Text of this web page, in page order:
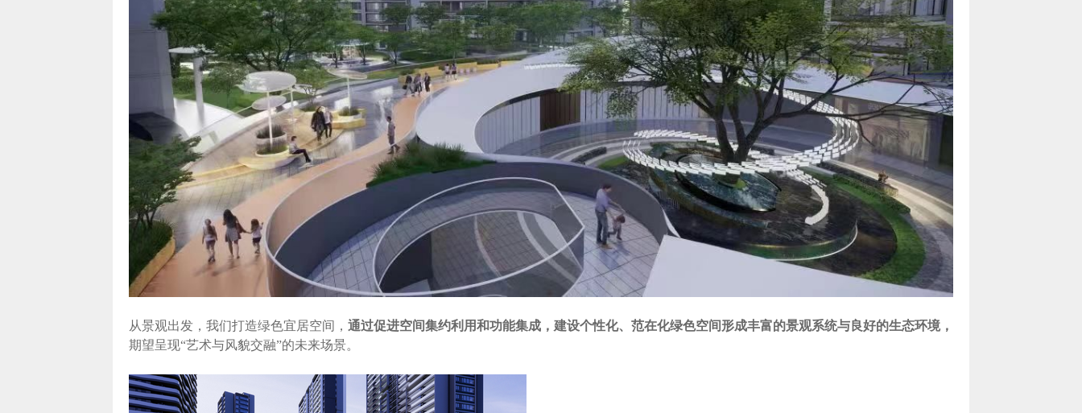
从景观出发，我们打造绿色宜居空间， 通过促进空间集约利用和功能集成，建设个性化、范在化绿色空间形成丰富的景观系统与良好的生态环境，
期望呈现“艺术与风貌交融”的未来场景。